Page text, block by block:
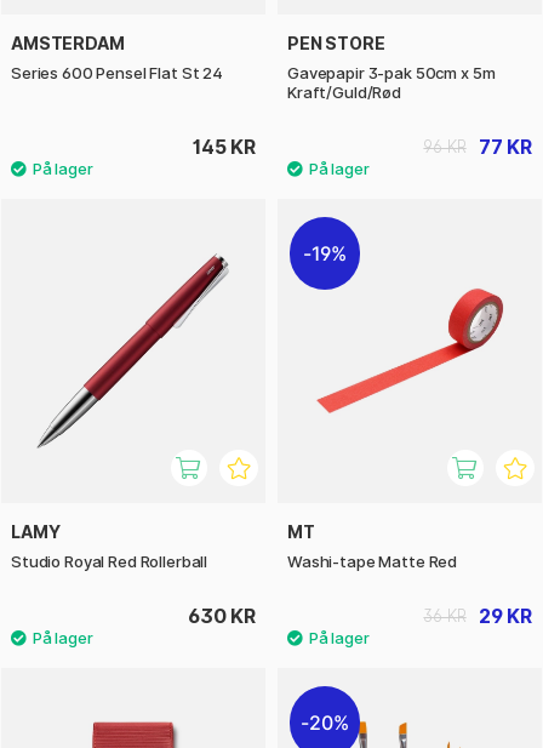
AMSTERDAM
Series 600 Pensel Flat St 24
145 KR
PEN STORE
Gavepapir 3-pak 50cm x 5m
Kraft/Guld/Rød
77 KR
96 KR
LAMY
Studio Royal Red Rollerball
630 KR
19%
MT
Washi-tape Matte Red
29 KR
36 KR
20%